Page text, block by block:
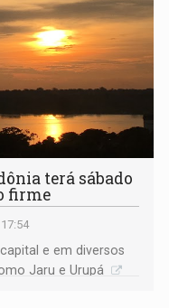
terá sábado
firme
e em diversos
Jaru e Urupá